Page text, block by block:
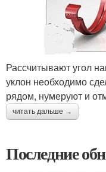
Рассчитывают угол
уклон необходимо
рядом, нумеруют и
читать дальше →
Последние